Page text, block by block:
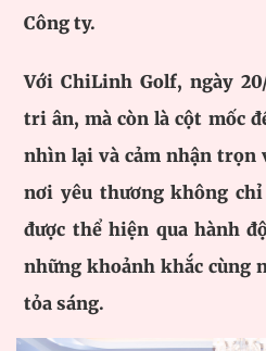
Công ty.
Với ChiLinh Golf, ngày
tri ân, mà còn là cột mốc
nhìn lại và cảm nhận trọn
nơi yêu thương không
được thể hiện qua hành
những khoảnh khắc cùng
tỏa sáng.